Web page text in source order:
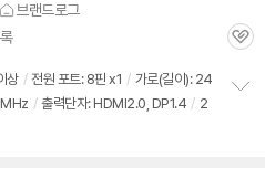
브랜드로그
관
상 / 전원 포트: 8핀 x1 / 가로(길이): 24
/ 출력단자: HDMI2.0, DP1.4 / 2